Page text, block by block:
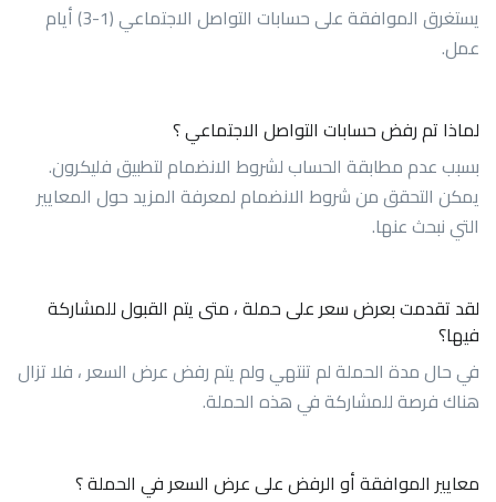
يستغرق الموافقة على حسابات التواصل الاجتماعي (1-3) أيام
عمل.
لماذا تم رفض حسابات التواصل الاجتماعي ؟
بسبب عدم مطابقة الحساب لشروط الانضمام لتطبيق فليكرون.
يمكن التحقق من شروط الانضمام لمعرفة المزيد حول المعايير
التي نبحث عنها.
لقد تقدمت بعرض سعر على حملة ، متى يتم القبول للمشاركة
فيها؟
في حال مدة الحملة لم تنتهي ولم يتم رفض عرض السعر ، فلا تزال
هناك فرصة للمشاركة في هذه الحملة.
معايير الموافقة أو الرفض على عرض السعر في الحملة ؟